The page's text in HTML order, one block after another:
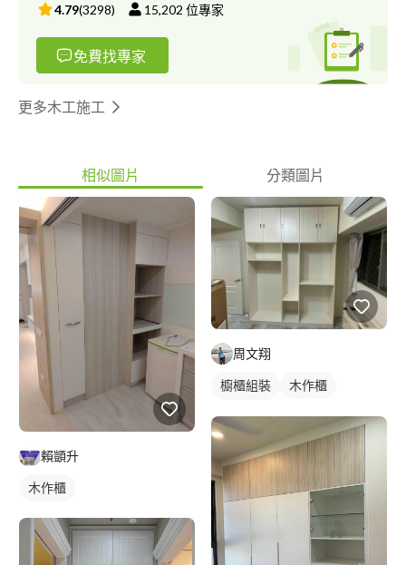
4.79(3298) 15,202 位專家
免費找專家
更多木工施工
相似圖片 分類圖片
賴顗升
木作櫃
周文翔
櫥櫃組裝
木作櫃